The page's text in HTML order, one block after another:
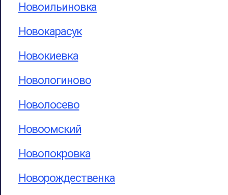
Новоильиновка
Новокарасук
Новокиевка
Новологиново
Новолосево
Новоомский
Новопокровка
Новорождественка